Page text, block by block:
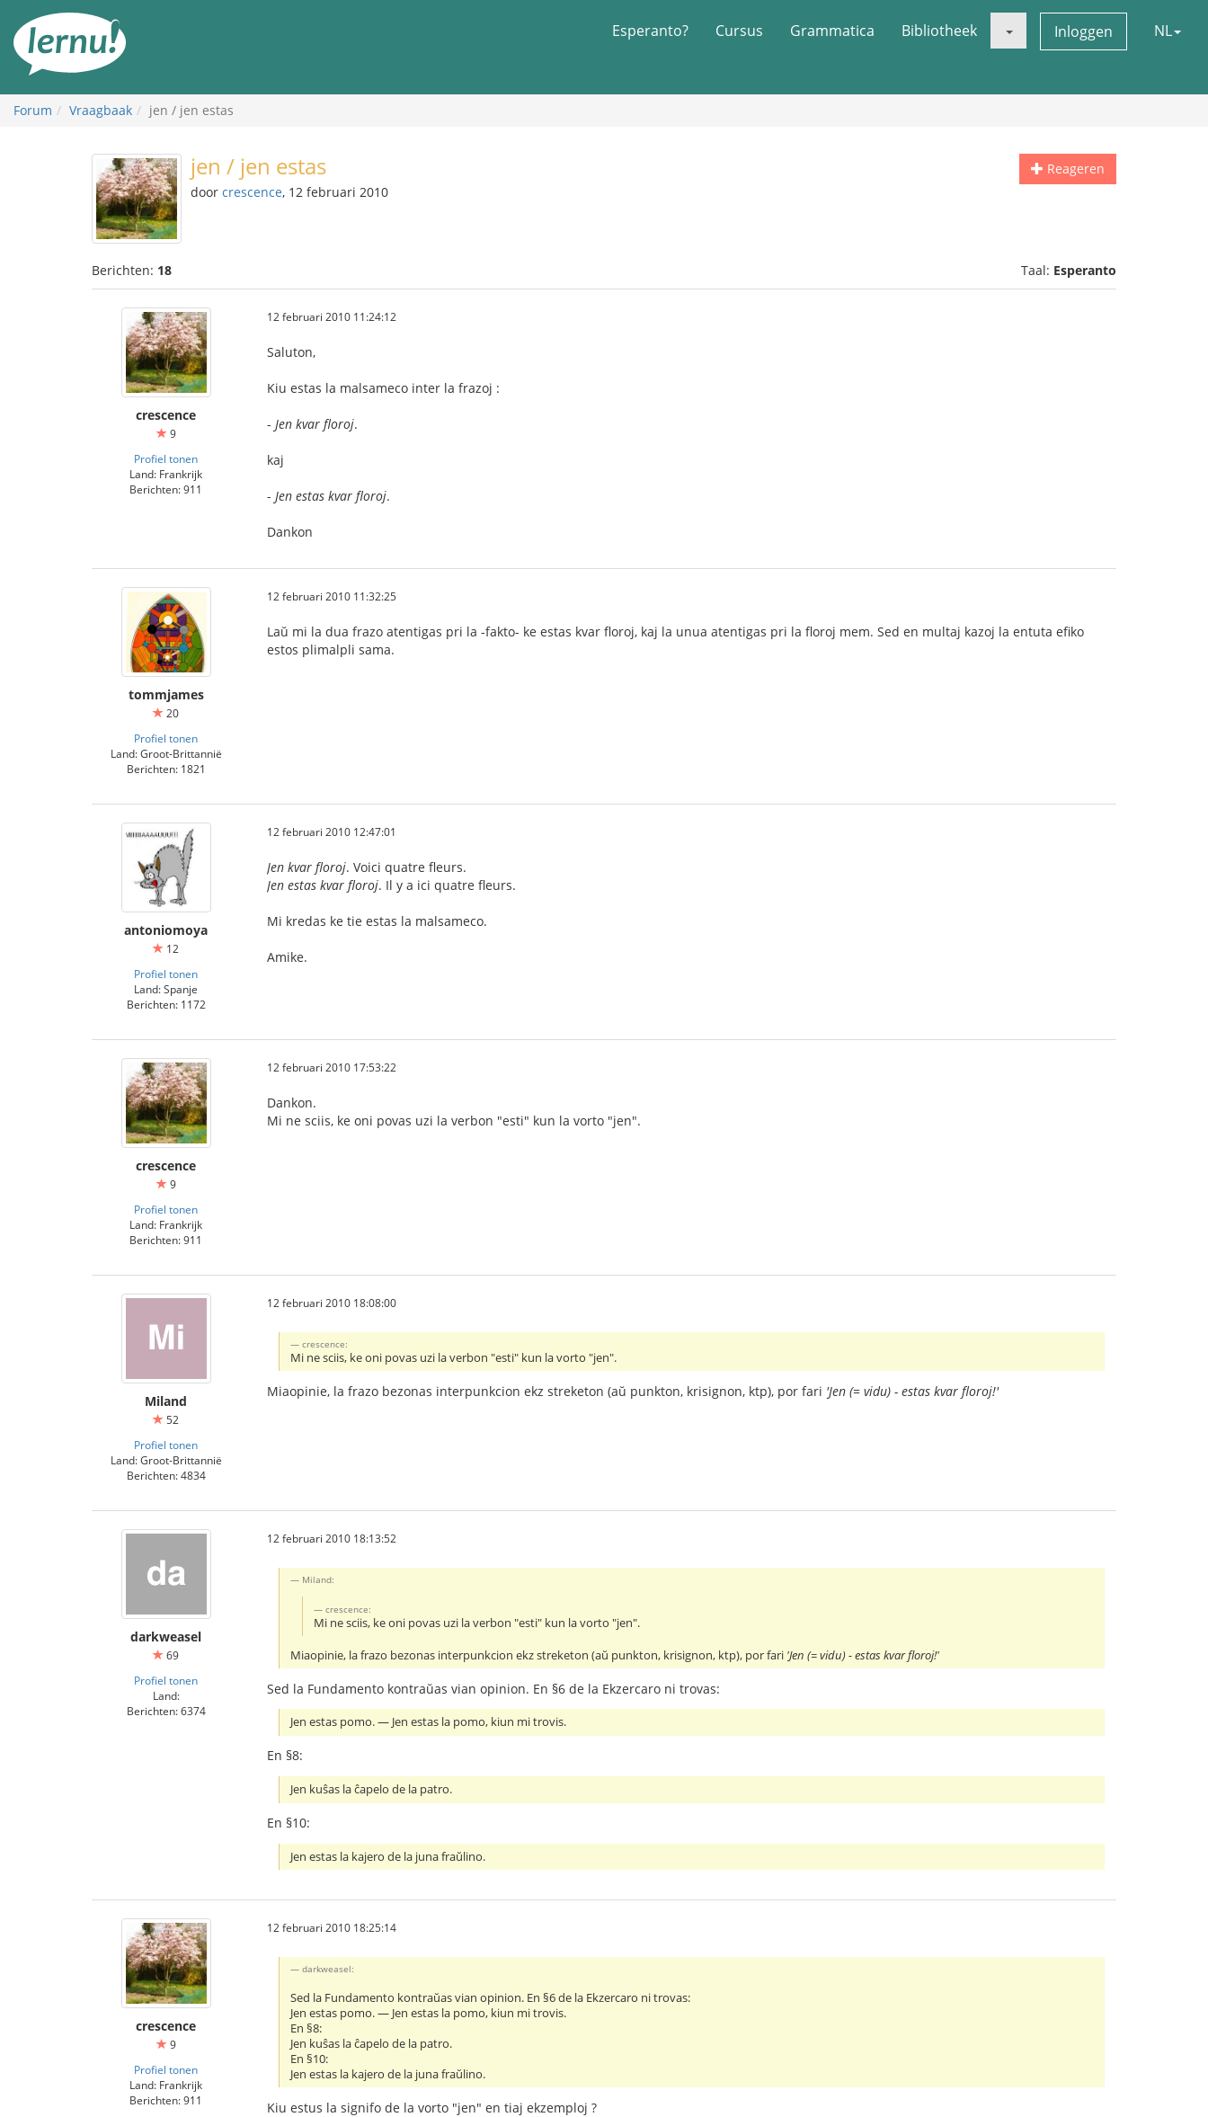
inhoud
Esperanto? Cursus Grammatica Bibliotheek Inloggen NL
Forum Vraagbaak jen / jen estas
Reageren
jen / jen estas
door crescence, 12 februari 2010
Berichten: 18 Taal: Esperanto
crescence
9
Profiel tonen
Land: Frankrijk
Berichten: 911
12 februari 2010 11:24:12
Saluton,
Kiu estas la malsameco inter la frazoj :
- Jen kvar floroj.
kaj
- Jen estas kvar floroj.
Dankon
tommjames
20
Profiel tonen
Land: Groot-Brittannië
Berichten: 1821
12 februari 2010 11:32:25
Laŭ mi la dua frazo atentigas pri la -fakto- ke estas kvar floroj, kaj la unua atentigas pri la floroj mem. Sed en multaj kazoj la entuta efiko
estos plimalpli sama.
antoniomoya
12
Profiel tonen
Land: Spanje
Berichten: 1172
12 februari 2010 12:47:01
Jen kvar floroj. Voici quatre fleurs.
Jen estas kvar floroj. Il y a ici quatre fleurs.
Mi kredas ke tie estas la malsameco.
Amike.
crescence
9
Profiel tonen
Land: Frankrijk
Berichten: 911
12 februari 2010 17:53:22
Dankon.
Mi ne sciis, ke oni povas uzi la verbon "esti" kun la vorto "jen".
Miland
52
Profiel tonen
Land: Groot-Brittannië
Berichten: 4834
12 februari 2010 18:08:00
crescence:
Mi ne sciis, ke oni povas uzi la verbon "esti" kun la vorto "jen".
Miaopinie, la frazo bezonas interpunkcion ekz streketon (aŭ punkton, krisignon, ktp), por fari 'Jen (= vidu) - estas kvar floroj!'
darkweasel
69
Profiel tonen
Land:
Berichten: 6374
12 februari 2010 18:13:52
Miland:
crescence:
Mi ne sciis, ke oni povas uzi la verbon "esti" kun la vorto "jen".
Miaopinie, la frazo bezonas interpunkcion ekz streketon (aŭ punkton, krisignon, ktp), por fari 'Jen (= vidu) - estas kvar floroj!'
Sed la Fundamento kontraŭas vian opinion. En §6 de la Ekzercaro ni trovas:
Jen estas pomo. ― Jen estas la pomo, kiun mi trovis.
En §8:
Jen kuŝas la ĉapelo de la patro.
En §10:
Jen estas la kajero de la juna fraŭlino.
crescence
9
Profiel tonen
Land: Frankrijk
Berichten: 911
12 februari 2010 18:25:14
darkweasel:
Sed la Fundamento kontraŭas vian opinion. En §6 de la Ekzercaro ni trovas:
Jen estas pomo. ― Jen estas la pomo, kiun mi trovis.
En §8:
Jen kuŝas la ĉapelo de la patro.
En §10:
Jen estas la kajero de la juna fraŭlino.
Kiu estus la signifo de la vorto "jen" en tiaj ekzemploj ?